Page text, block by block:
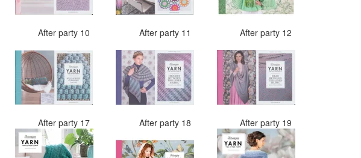
After party 10 After party 11 After party 12
After party 17 After party 18 After party 19